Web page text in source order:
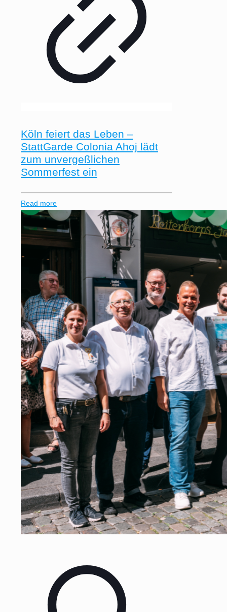
Köln feiert das Leben –
StattGarde Colonia Ahoj lädt
zum unvergeßlichen
Sommerfest ein
Read more